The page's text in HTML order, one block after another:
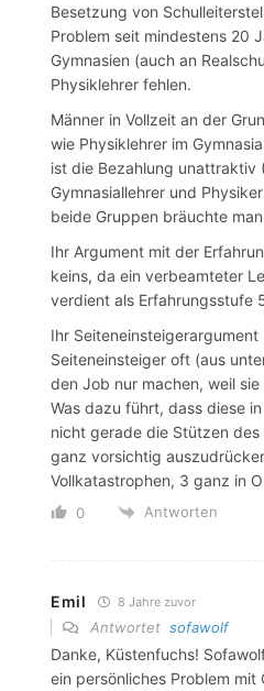
Besetzung von
Problem seit mindestens 20
Gymnasien (auch an
Physiklehrer fehlen.
Männer in Vollzeit an der
wie Physiklehrer im
ist die Bezahlung unattraktiv
Gymnasiallehrer und
beide Gruppen bräuchte
Ihr Argument mit der
keins, da ein verbeamteter
verdient als Erfahrungsstufe
Ihr
Seiteneinsteiger oft (aus
den Job nur machen, weil
Was dazu führt, dass diese
nicht gerade die Stützen des
ganz vorsichtig
Vollkatastrophen, 3 ganz in
0 Antworten
Emil 8 Jahre zuvor
Antwortet sofawolf
Danke, Küstenfuchs!
ein persönliches Problem mit